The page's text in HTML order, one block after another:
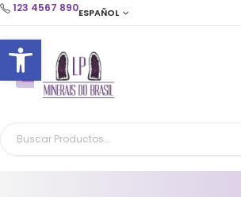
Abrir barra de
123 4567 890ESPAÑOL